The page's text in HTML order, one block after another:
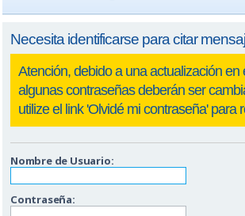
Necesita identificarse para citar
Nombre de Usuario:
Contraseña: